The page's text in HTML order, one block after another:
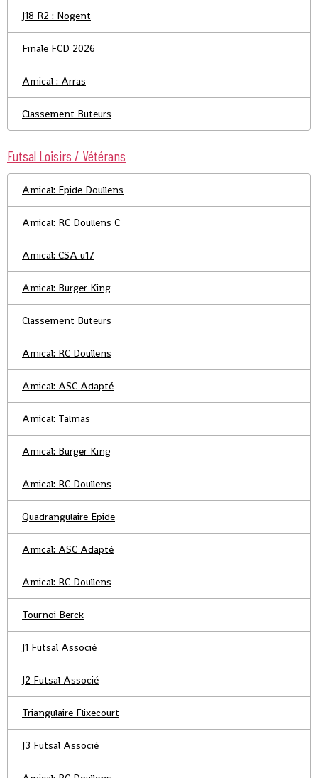
J18 R2 : Nogent
Finale FCD 2026
Amical : Arras
Classement Buteurs
Futsal Loisirs / Vétérans
Amical: Epide Doullens
Amical: RC Doullens C
Amical: CSA u17
Amical: Burger King
Classement Buteurs
Amical: RC Doullens
Amical: ASC Adapté
Amical: Talmas
Amical: Burger King
Amical: RC Doullens
Quadrangulaire Epide
Amical: ASC Adapté
Amical: RC Doullens
Tournoi Berck
J1 Futsal Associé
J2 Futsal Associé
Triangulaire Flixecourt
J3 Futsal Associé